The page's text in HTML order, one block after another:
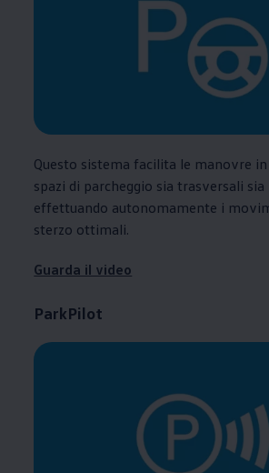
Questo sistema facilita le manovre
spazi di parcheggio sia trasversali
effettuando autonomamente i
sterzo ottimali.
Guarda il video
ParkPilot